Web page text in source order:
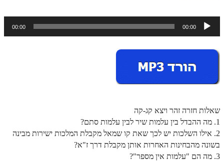
ספר הזוהר ויצא מתחילים
הזוהר הקדוש וישב מתקדמים
הזוהר הקדוש מקץ מתחילים
הזוהר הקדוש מקץ מתקדמים
00:00
00:00
שאלות חזרה זהר ויצא קג-קה
1. מה ההבדל בין עלמות שיר לבין עלמות סתם?
2. אילו השלכות יש לכך שאת קו שמאל מקבלת המלכות ישירות מבינה
בשונה מהבחינות האחרות אותן מקבלת דרך ז"א?
3. מה הם "עלמות אין מספר"?